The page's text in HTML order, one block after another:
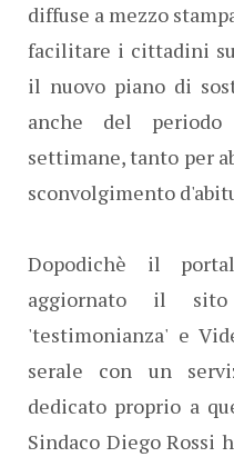
diffuse a mezzo
facilitare i cittadini
il nuovo piano di
anche del
settimane, tanto per
sconvolgimento
Dopodichè il
aggiornato il
'testimonianza' e
serale con un
dedicato proprio a
Sindaco Diego Rossi